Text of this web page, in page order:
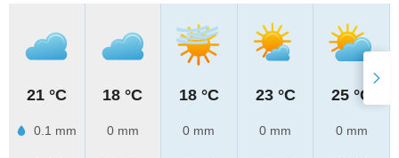
21 °C
0.1 mm
18 °C
0 mm
18 °C
0 mm
23 °C
0 mm
25 °C
0 mm